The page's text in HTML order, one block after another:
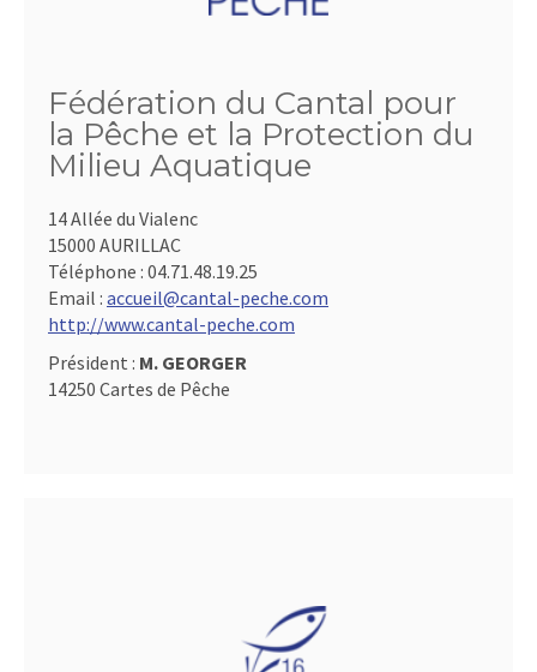
Fédération du Cantal pour
la Pêche et la Protection du
Milieu Aquatique
14 Allée du Vialenc
15000 AURILLAC
Téléphone : 04.71.48.19.25
Email : accueil@cantal-peche.com
http://www.cantal-peche.com
Président : M. GEORGER
14250 Cartes de Pêche